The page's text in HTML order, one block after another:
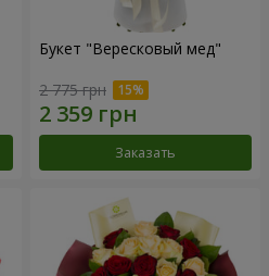
Букет "Вересковый мед"
2 775 грн
Заказать